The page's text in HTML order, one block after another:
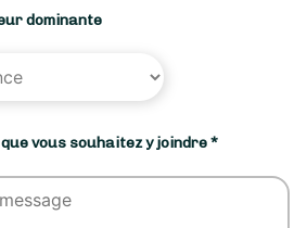
dominante
vous souhaitez y joindre *